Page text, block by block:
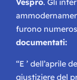
Vespro. Gli
furono
documentati:
“E ’ dell’aprile
giustiziere del